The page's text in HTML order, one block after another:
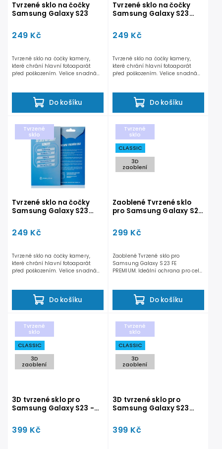
Tvrzené sklo na čočky
Samsung Galaxy S23
249 Kč
Do košíku
Tvrzené sklo na čočky kamery,
které chrání hlavní fotoaparát
před poškozením. Velice snadná
Tvrzené sklo na čočky
Samsung Galaxy S23
249 Kč
Do košíku
Tvrzené sklo na čočky kamery,
které chrání hlavní fotoaparát
před poškozením. Velice snadná
Tvrzené
sklo
Tvrzené sklo na čočky
Samsung Galaxy S23
249 Kč
Do košíku
Tvrzené sklo na čočky kamery,
které chrání hlavní fotoaparát
před poškozením. Velice snadná
Tvrzené
sklo
CLASSIC
3D
zaoblení
Zaoblené Tvrzené sklo
pro Samsung Galaxy S23
299 Kč
Do košíku
Zaoblené Tvrzené sklo pro
Samsung Galaxy S23 FE
PREMIUM. Ideální ochrana pro celý
Tvrzené
sklo
CLASSIC
3D
zaoblení
3D tvrzené sklo pro
Samsung Galaxy S23 -
399 Kč
Tvrzené
sklo
CLASSIC
3D
zaoblení
3D tvrzené sklo pro
Samsung Galaxy S23
399 Kč